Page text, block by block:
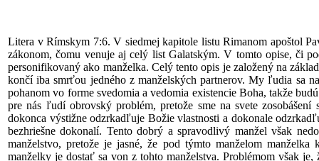
Litera v Rímskym 7:6. V siedmej kapitole listu Rimanom apoštol
zákonom, čomu venuje aj celý list Galatským. V tomto opise, či
personifikovaný ako manželka. Celý tento opis je založený na
končí iba smrťou jedného z manželských partnerov. My ľudia sa
pohanom vo forme svedomia a vedomia existencie Boha, takže
pre nás ľudí obrovský problém, pretože sme na svete
dokonca výstižne odzrkadľuje Božie vlastnosti a dokonale
bezhriešne dokonalí. Tento dobrý a spravodlivý manžel však
manželstvo, pretože je jasné, že pod týmto manželom
manželky je dostať sa von z tohto manželstva. Problémom však